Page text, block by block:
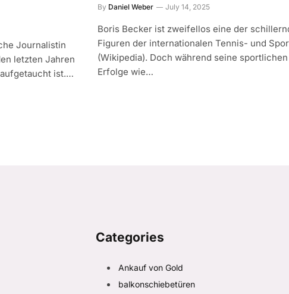
Journalistin
letzten Jahren
ist.…
By Daniel Weber July 14, 2025
Boris Becker ist zweifellos eine der
Figuren der internationalen Tennis- und
(Wikipedia). Doch während seine sportlichen
Erfolge wie…
Categories
Ankauf von Gold
balkonschiebetüren